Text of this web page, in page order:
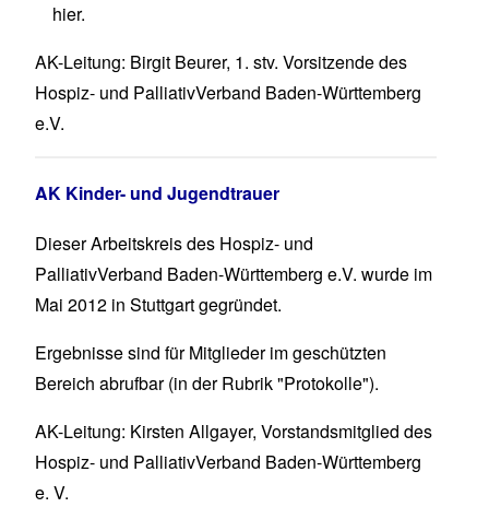
hier.
AK-Leitung: Birgit Beurer, 1. stv. Vorsitzende des
Hospiz- und PalliativVerband Baden-Württemberg
e.V.
AK Kinder- und Jugendtrauer
Dieser Arbeitskreis des Hospiz- und
PalliativVerband Baden-Württemberg e.V. wurde im
Mai 2012 in Stuttgart gegründet.
Ergebnisse sind für Mitglieder im geschützten
Bereich abrufbar (in der Rubrik "Protokolle").
AK-Leitung: Kirsten Allgayer, Vorstandsmitglied des
Hospiz- und PalliativVerband Baden-Württemberg
e. V.